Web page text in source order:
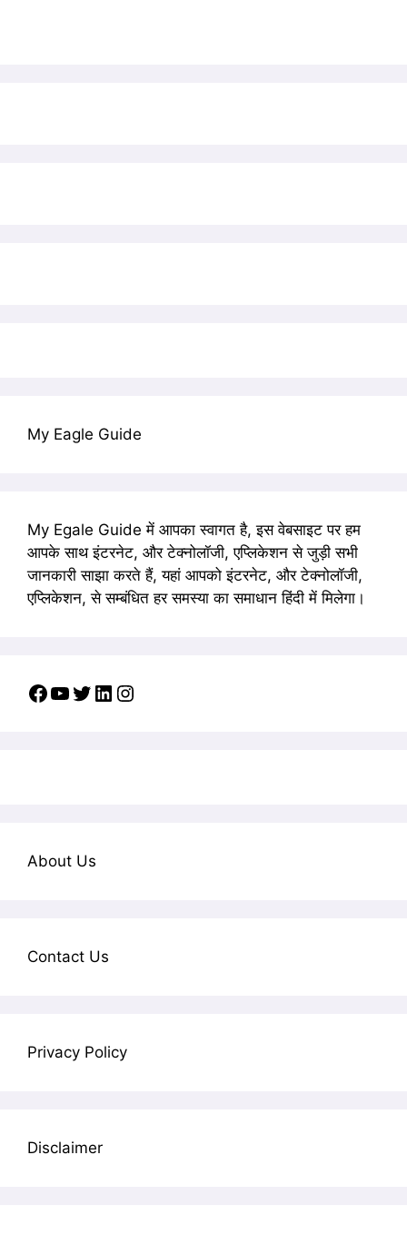
My Eagle Guide
My Egale Guide में आपका स्वागत है, इस वेबसाइट पर हम
आपके साथ इंटरनेट, और टेक्नोलॉजी, एप्लिकेशन से जुड़ी सभी
जानकारी साझा करते हैं, यहां आपको इंटरनेट, और टेक्नोलॉजी,
एप्लिकेशन, से सम्बंधित हर समस्या का समाधान हिंदी में मिलेगा।
About Us
Contact Us
Privacy Policy
Disclaimer